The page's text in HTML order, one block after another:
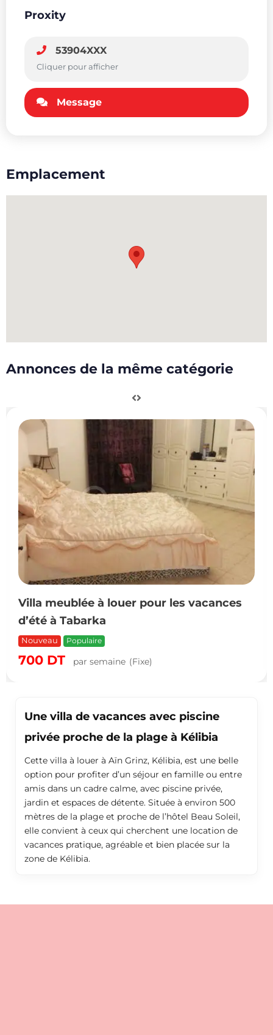
Proxity
53904XXX
Cliquer pour afficher
Message
Emplacement
Annonces de la même catégorie
les vacances
Appartement S+2
1,000
Une villa de vacances avec piscine
privée proche de la plage à Kélibia
Cette villa à louer à Aïn Grinz, Kélibia, est une belle
option pour profiter d’un séjour en famille ou entre
amis dans un cadre calme, avec piscine privée,
jardin et espaces de détente. Située à environ 500
mètres de la plage et proche de l’hôtel Beau Soleil,
elle convient à ceux qui cherchent une location de
vacances pratique, agréable et bien placée sur la
zone de Kélibia.